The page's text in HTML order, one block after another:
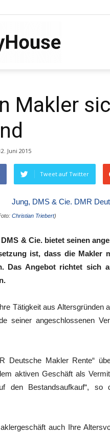
Makler
Juni 2015
Tweet auf Twitter
Christian Triebert)
& Cie. bietet seinen
ist, dass die
Das Angebot richtet sich
Tätigkeit aus
seiner angeschlossenen
Deutsche Makler Rente“
aktiven Geschäft als
den Bestandsaufkauf“, so
auch Ihre